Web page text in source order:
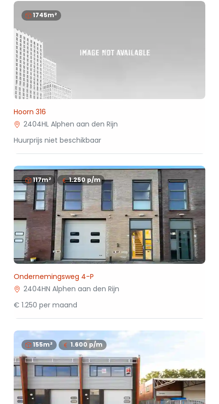
1745m²
Hoorn 316
2404HL Alphen aan den Rijn
Huurprijs niet beschikbaar
117m² 1.250 p/m
Ondernemingsweg 4-P
2404HN Alphen aan den Rijn
€ 1.250 per maand
155m² 1.600 p/m